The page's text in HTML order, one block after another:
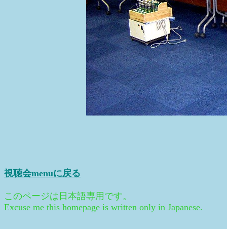
視聴会menuに戻る
このページは日本語専用です。
Excuse me this homepage is written only in Japanese.